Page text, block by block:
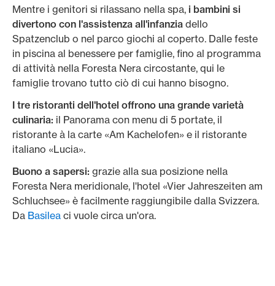
Mentre i genitori si rilassano nella spa, i bambini si
divertono con l'assistenza all'infanzia dello
Spatzenclub o nel parco giochi al coperto. Dalle feste
in piscina al benessere per famiglie, fino al programma
di attività nella Foresta Nera circostante, qui le
famiglie trovano tutto ciò di cui hanno bisogno.
I tre ristoranti dell'hotel offrono una grande varietà
culinaria: il Panorama con menu di 5 portate, il
ristorante à la carte «Am Kachelofen» e il ristorante
italiano «Lucia».
Buono a sapersi: grazie alla sua posizione nella
Foresta Nera meridionale, l'hotel «Vier Jahreszeiten am
Schluchsee» è facilmente raggiungibile dalla Svizzera.
Da Basilea ci vuole circa un'ora.